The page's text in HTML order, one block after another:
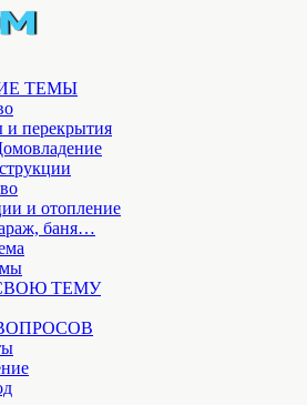
ТЕМЫ
и перекрытия
и отопление
баня…
ТЕМУ